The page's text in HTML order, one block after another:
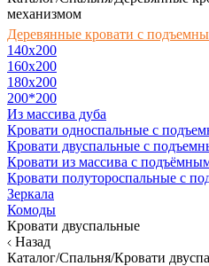
механизмом
Деревянные кровати с
140x200
160х200
180х200
200*200
Из массива дуба
Кровати односпальные с
Кровати двуспальные с
Кровати из массива с
Кровати полутороспальные с
Зеркала
Комоды
Кровати двуспальные
Назад
Каталог/Спальня/Кровати